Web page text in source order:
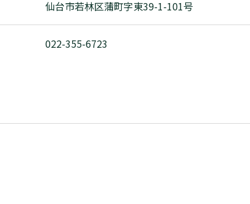
仙台市若林区蒲町字東39-1-101号
022-355-6723